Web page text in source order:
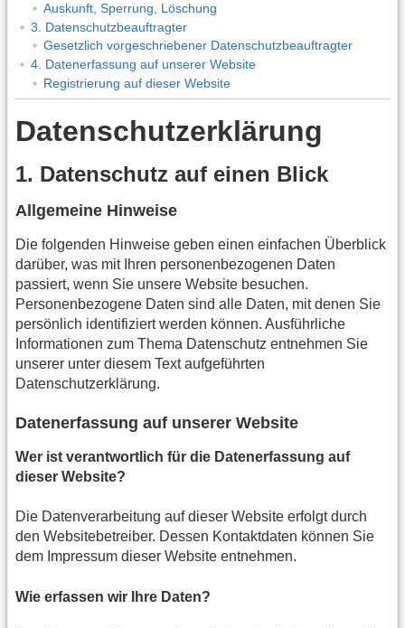
Auskunft, Sperrung, Löschung
3. Datenschutzbeauftragter
Gesetzlich vorgeschriebener Datenschutzbeauftragter
4. Datenerfassung auf unserer Website
Registrierung auf dieser Website
Datenschutzerklärung
1. Datenschutz auf einen Blick
Allgemeine Hinweise
Die folgenden Hinweise geben einen einfachen Überblick
darüber, was mit Ihren personenbezogenen Daten
passiert, wenn Sie unsere Website besuchen.
Personenbezogene Daten sind alle Daten, mit denen Sie
persönlich identifiziert werden können. Ausführliche
Informationen zum Thema Datenschutz entnehmen Sie
unserer unter diesem Text aufgeführten
Datenschutzerklärung.
Datenerfassung auf unserer Website
Wer ist verantwortlich für die Datenerfassung auf
dieser Website?
Die Datenverarbeitung auf dieser Website erfolgt durch
den Websitebetreiber. Dessen Kontaktdaten können Sie
dem Impressum dieser Website entnehmen.
Wie erfassen wir Ihre Daten?